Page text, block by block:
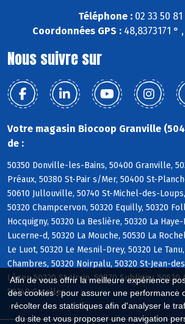
Afin de vous offrir la meilleure expérience
des cookies : pour assurer une performance
récolter des statistiques afin d'analyser le
du site et vous proposer une navigation
Téléphone : 02 33 50 81
Coordonnées GPS : 48,8373171 °
Nous suivre sur
Votre magasin Biocoop Granville
de :
50350 Donville-les-Bains, 50400 Granville,
Préaux, 50380 St-Pair s/Mer, 50400 St-
50610 Jullouville, 50740 St-Michel-des-
50320 Champcervon, 50320 Equilly, 50320
Hocquigny, 50320 La Beslière, 50320 La
Lucerne-d, 50320 La Mouche, 50530 La
Le Luot, 50320 Le Mesnil-Drey, 50320 Le
Chambres, 50320 Noirpalu, 50320 St-Jean-
Léger, 50320 St-Ursin, 50870 Subligny, 50530
50740 Carolles